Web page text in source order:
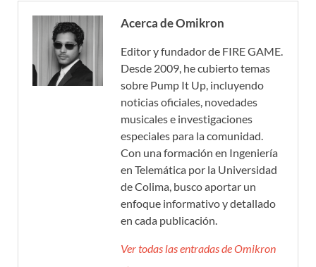
Acerca de Omikron
Editor y fundador de FIRE GAME.
Desde 2009, he cubierto temas
sobre Pump It Up, incluyendo
noticias oficiales, novedades
musicales e investigaciones
especiales para la comunidad.
Con una formación en Ingeniería
en Telemática por la Universidad
de Colima, busco aportar un
enfoque informativo y detallado
en cada publicación.
Ver todas las entradas de Omikron